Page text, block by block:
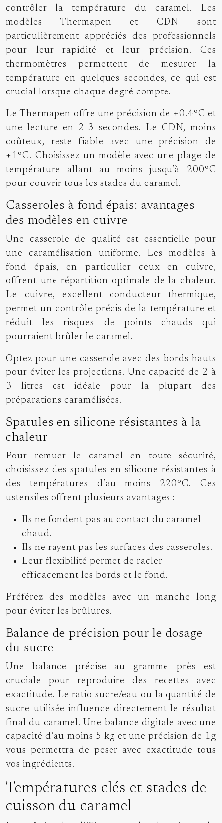
contrôler la température du caramel. Les
modèles Thermapen et CDN sont
particulièrement appréciés des professionnels
pour leur rapidité et leur précision. Ces
thermomètres permettent de mesurer la
température en quelques secondes, ce qui est
crucial lorsque chaque degré compte.
Le Thermapen offre une précision de ±0.4°C et
une lecture en 2-3 secondes. Le CDN, moins
coûteux, reste fiable avec une précision de
±1°C. Choisissez un modèle avec une plage de
température allant au moins jusqu’à 200°C
pour couvrir tous les stades du caramel.
Casseroles à fond épais: avantages
des modèles en cuivre
Une casserole de qualité est essentielle pour
une caramélisation uniforme. Les modèles à
fond épais, en particulier ceux en cuivre,
offrent une répartition optimale de la chaleur.
Le cuivre, excellent conducteur thermique,
permet un contrôle précis de la température et
réduit les risques de points chauds qui
pourraient brûler le caramel.
Optez pour une casserole avec des bords hauts
pour éviter les projections. Une capacité de 2 à
3 litres est idéale pour la plupart des
préparations caramélisées.
Spatules en silicone résistantes à la
chaleur
Pour remuer le caramel en toute sécurité,
choisissez des spatules en silicone résistantes à
des températures d’au moins 220°C. Ces
ustensiles offrent plusieurs avantages :
Ils ne fondent pas au contact du caramel
chaud.
Ils ne rayent pas les surfaces des casseroles.
Leur flexibilité permet de racler
efficacement les bords et le fond.
Préférez des modèles avec un manche long
pour éviter les brûlures.
Balance de précision pour le dosage
du sucre
Une balance précise au gramme près est
cruciale pour reproduire des recettes avec
exactitude. Le ratio sucre/eau ou la quantité de
sucre utilisée influence directement le résultat
final du caramel. Une balance digitale avec une
capacité d’au moins 5 kg et une précision de 1g
vous permettra de peser avec exactitude tous
vos ingrédients.
Températures clés et stades de
cuisson du caramel